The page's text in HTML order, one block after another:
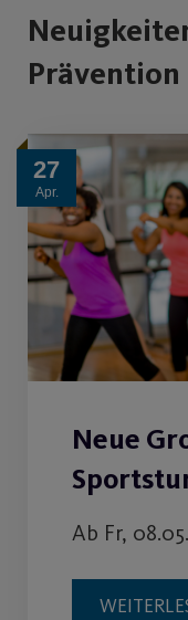
Prävention
27
Apr.
Neue
Ab Fr,